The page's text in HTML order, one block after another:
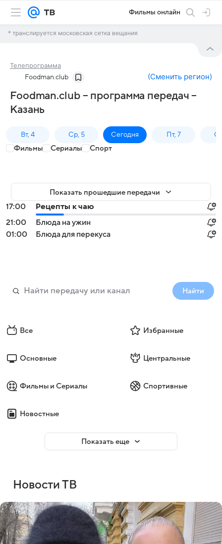
Фильмы онлайн
* транслируется московская сетка вещания
Телепрограмма
Foodman.club (Сменить регион)
Foodman.club – программа передач –
Казань
Вт, 4 Ср, 5 Сегодня Пт, 7
Фильмы Сериалы Спорт
Показать прошедшие передачи
17:00
Рецепты к чаю
21:00
Блюда на ужин
01:00
Блюда для перекуса
Найти
Все Избранные
Основные Центральные
Фильмы и Сериалы Спортивные
Новостные
Показать еще
Новости ТВ